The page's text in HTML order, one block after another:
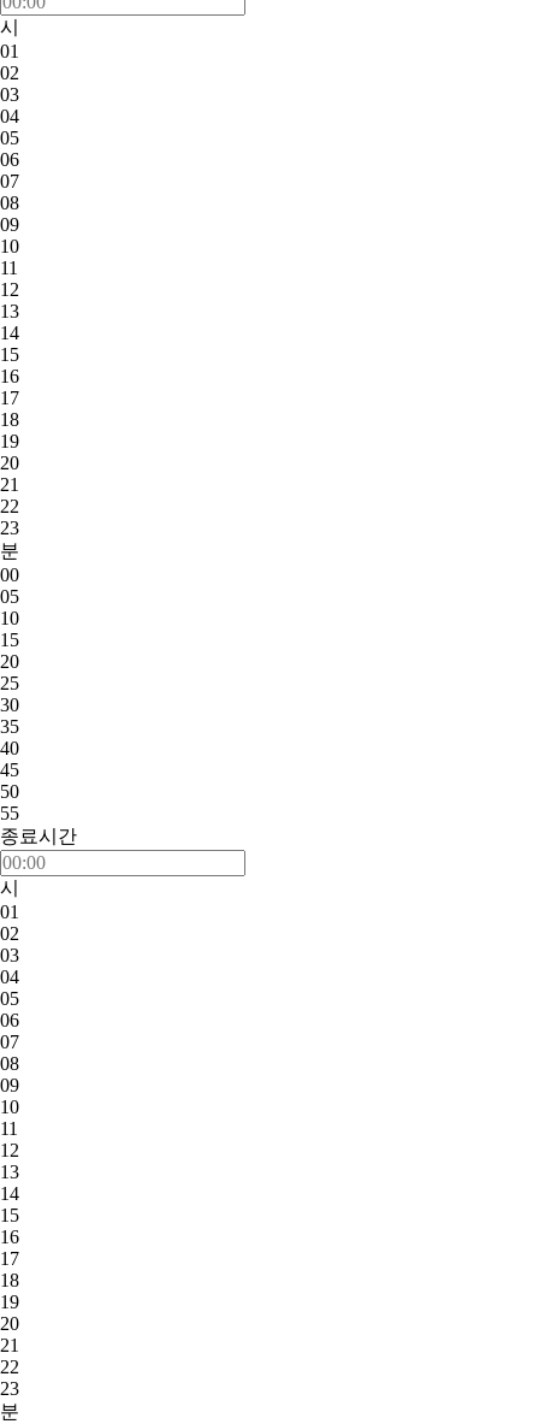
시
01
02
03
04
05
06
07
08
09
10
11
12
13
14
15
16
17
18
19
20
21
22
23
분
00
05
10
15
20
25
30
35
40
45
50
55
종료시간
시
01
02
03
04
05
06
07
08
09
10
11
12
13
14
15
16
17
18
19
20
21
22
23
분